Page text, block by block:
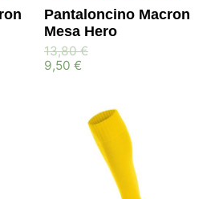
Pantaloncino Macron
Mesa Hero
13,80€
9,50 €